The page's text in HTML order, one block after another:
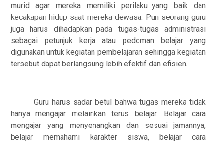
murid
agar mereka memiliki perilaku yang baik dan
kecakapan hidup saat mereka dewasa. Pun seorang guru
juga harus dihadapkan pada tugas-tugas administrasi
sebagai petunjuk kerja atau pedoman belajar yang
digunakan untuk kegiatan pembelajaran sehingga kegiatan
tersebut dapat berlangsung lebih efektif dan efisien.
Guru harus sadar betul bahwa tugas mereka tidak
hanya mengajar melainkan terus
belajar. Belajar cara
mengajar yang menyenangkan dan sesuai jamannya,
belajar memahami
karakter siswa, belajar
cara